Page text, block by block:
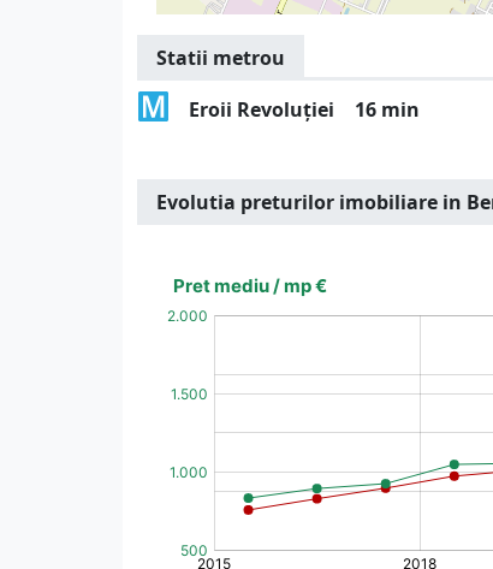
Statii metrou
Eroii Revoluției
16 min
Evolutia preturilor imobiliare in